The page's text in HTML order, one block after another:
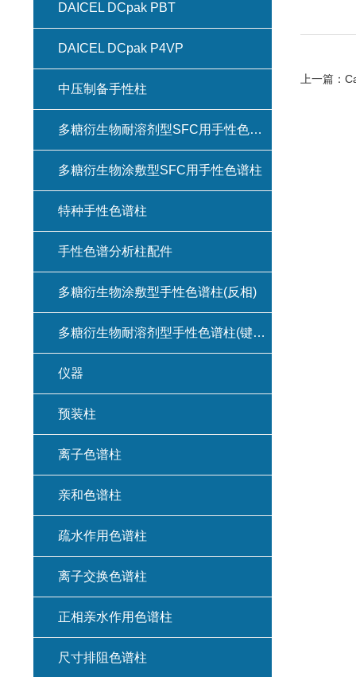
上一篇：
DAICEL DCpak PBT
DAICEL DCpak P4VP
中压制备手性柱
多糖衍生物耐溶剂型SFC用手性色谱柱(键合型手性色谱柱)
多糖衍生物涂敷型SFC用手性色谱柱
特种手性色谱柱
手性色谱分析柱配件
多糖衍生物涂敷型手性色谱柱(反相)
多糖衍生物耐溶剂型手性色谱柱(键合型手性色谱柱)
仪器
预装柱
离子色谱柱
亲和色谱柱
疏水作用色谱柱
离子交换色谱柱
正相亲水作用色谱柱
尺寸排阻色谱柱